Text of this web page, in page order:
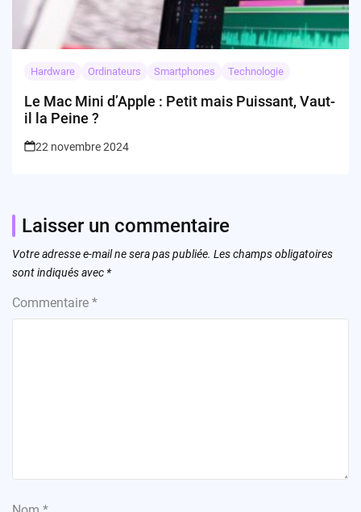
Hardware Ordinateurs Smartphones Technologie
Le Mac Mini d’Apple : Petit mais Puissant, Vaut-
il la Peine ?
22 novembre 2024
Laisser un commentaire
Votre adresse e-mail ne sera pas publiée. Les champs obligatoires
sont indiqués avec *
Commentaire *